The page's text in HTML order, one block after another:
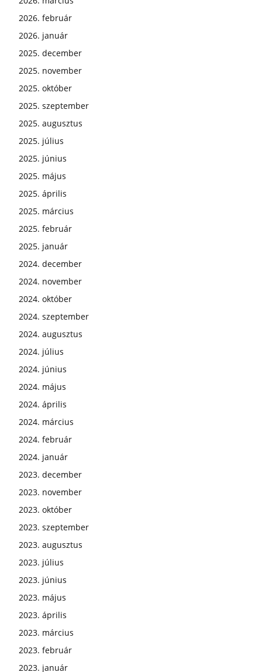
2026. február
2026. január
2025. december
2025. november
2025. október
2025. szeptember
2025. augusztus
2025. július
2025. június
2025. május
2025. április
2025. március
2025. február
2025. január
2024. december
2024. november
2024. október
2024. szeptember
2024. augusztus
2024. július
2024. június
2024. május
2024. április
2024. március
2024. február
2024. január
2023. december
2023. november
2023. október
2023. szeptember
2023. augusztus
2023. július
2023. június
2023. május
2023. április
2023. március
2023. február
2023. január